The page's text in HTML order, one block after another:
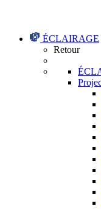
ÉCLAIRAGE
Retour